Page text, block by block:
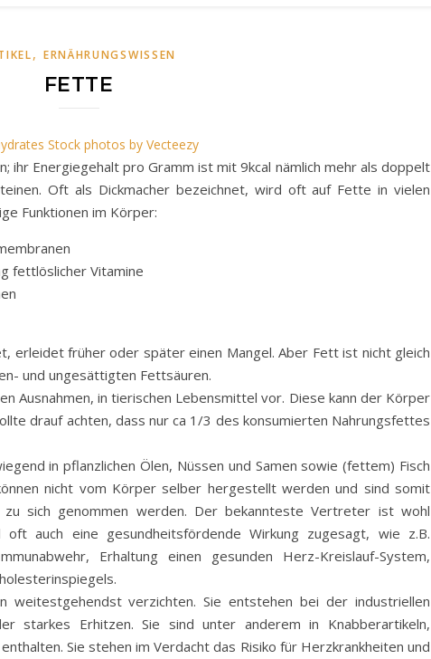
, ERNÄHRUNGSWISSEN
FETTE
Stock photos by Vecteezy
ihr Energiegehalt pro Gramm ist mit 9kcal nämlich mehr als doppelt
Oft als Dickmacher bezeichnet, wird oft auf Fette in vielen
Funktionen im Körper:
fettlöslicher Vitamine
erleidet früher oder später einen Mangel. Aber Fett ist nicht gleich
und ungesättigten Fettsäuren.
Ausnahmen, in tierischen Lebensmittel vor. Diese kann der Körper
drauf achten, dass nur ca 1/3 des konsumierten Nahrungsfettes
in pflanzlichen Ölen, Nüssen und Samen sowie (fettem) Fisch
nicht vom Körper selber hergestellt werden und sind somit
sich genommen werden. Der bekannteste Vertreter ist wohl
auch eine gesundheitsfördende Wirkung zugesagt, wie z.B.
Erhaltung einen gesunden Herz-Kreislauf-System,
weitestgehendst verzichten. Sie entstehen bei der industriellen
starkes Erhitzen. Sie sind unter anderem in Knabberartikeln,
Sie stehen im Verdacht das Risiko für Herzkrankheiten und